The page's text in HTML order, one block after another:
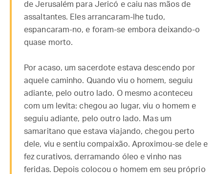
de Jerusalém para Jericó e caiu nas mãos de
assaltantes. Eles arrancaram-lhe tudo,
espancaram-no, e foram-se embora deixando-o
quase morto.
Por acaso, um sacerdote estava descendo por
aquele caminho. Quando viu o homem, seguiu
adiante, pelo outro lado. O mesmo aconteceu
com um levita: chegou ao lugar, viu o homem e
seguiu adiante, pelo outro lado. Mas um
samaritano que estava viajando, chegou perto
dele, viu e sentiu compaixão. Aproximou-se dele e
fez curativos, derramando óleo e vinho nas
feridas. Depois colocou o homem em seu próprio